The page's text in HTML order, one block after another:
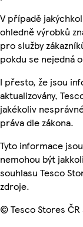
V případě
ohledně výrobků
pro služby
pokdu se nejedná
I přesto, že jsou
aktualizovány,
jakékoliv
práva dle zákona.
Tyto informace
nemohou být
souhlasu Tesco
zdroje.
© Tesco Stores ČR